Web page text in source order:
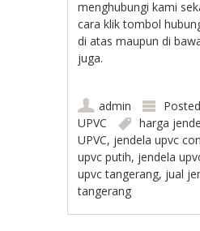
menghubungi kami
cara klik tombol
di atas maupun di
juga.
admin
UPVC
harga
UPVC, jendela upvc
upvc putih, jendela
upvc tangerang, jual
tangerang